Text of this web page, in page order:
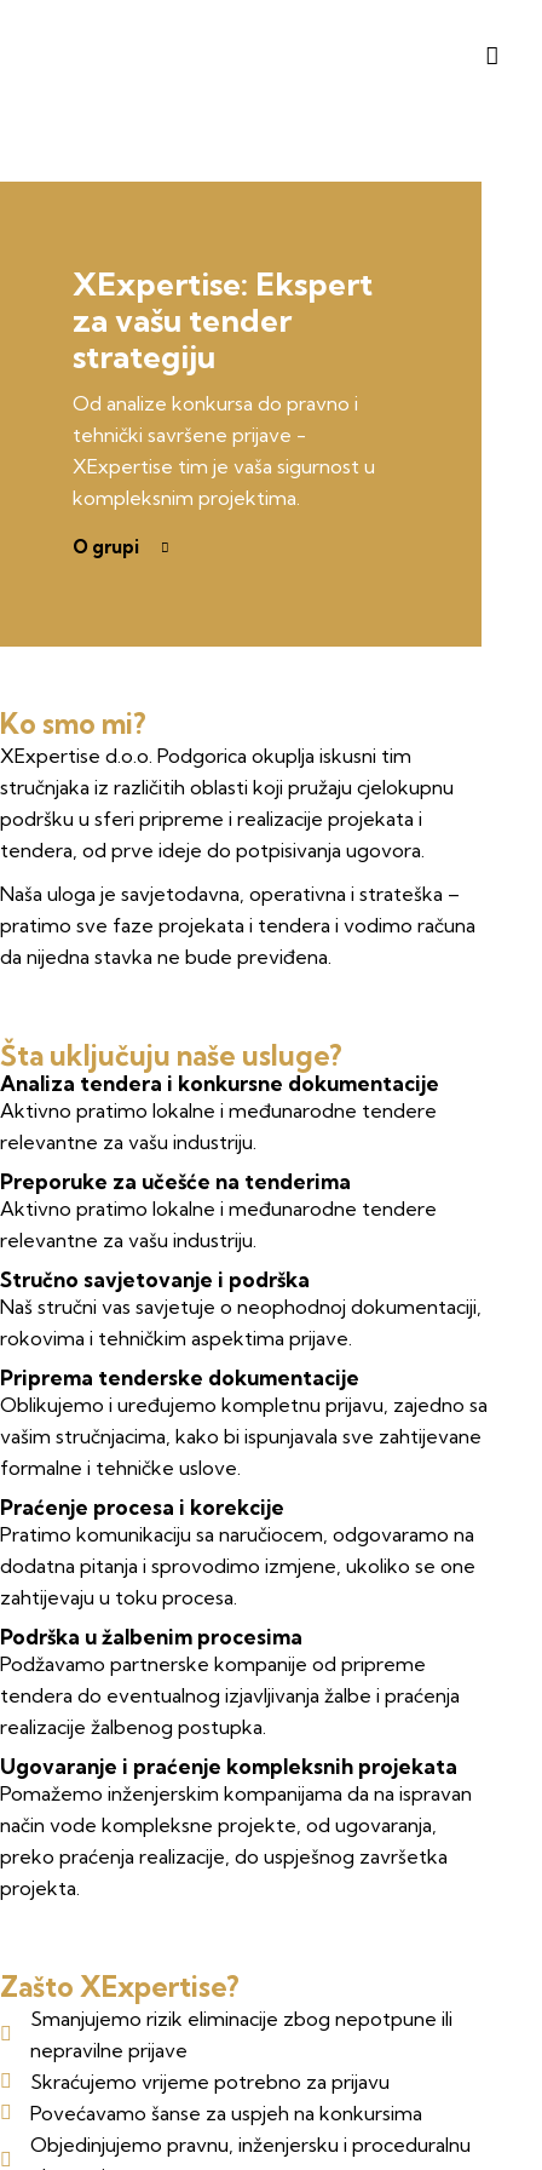
XExpertise: Ekspert
za vašu tender
strategiju
Od analize konkursa do pravno i
tehnički savršene prijave -
XExpertise tim je vaša sigurnost u
kompleksnim projektima.
O grupi
Ko smo mi?
XExpertise d.o.o. Podgorica okuplja iskusni tim
stručnjaka iz različitih oblasti koji pružaju cjelokupnu
podršku u sferi pripreme i realizacije projekata i
tendera, od prve ideje do potpisivanja ugovora.
Naša uloga je savjetodavna, operativna i strateška –
pratimo sve faze projekata i tendera i vodimo računa
da nijedna stavka ne bude previđena.
Šta uključuju naše usluge?
Analiza tendera i konkursne dokumentacije
Aktivno pratimo lokalne i međunarodne tendere
relevantne za vašu industriju.
Preporuke za učešće na tenderima
Aktivno pratimo lokalne i međunarodne tendere
relevantne za vašu industriju.
Stručno savjetovanje i podrška
Naš stručni vas savjetuje o neophodnoj dokumentaciji,
rokovima i tehničkim aspektima prijave.
Priprema tenderske dokumentacije
Oblikujemo i uređujemo kompletnu prijavu, zajedno sa
vašim stručnjacima, kako bi ispunjavala sve zahtijevane
formalne i tehničke uslove.
Praćenje procesa i korekcije
Pratimo komunikaciju sa naručiocem, odgovaramo na
dodatna pitanja i sprovodimo izmjene, ukoliko se one
zahtijevaju u toku procesa.
Podrška u žalbenim procesima
Podžavamo partnerske kompanije od pripreme
tendera do eventualnog izjavljivanja žalbe i praćenja
realizacije žalbenog postupka.
Ugovaranje i praćenje kompleksnih projekata
Pomažemo inženjerskim kompanijama da na ispravan
način vode kompleksne projekte, od ugovaranja,
preko praćenja realizacije, do uspješnog završetka
projekta.
Zašto XExpertise?
Smanjujemo rizik eliminacije zbog nepotpune ili
nepravilne prijave
Skraćujemo vrijeme potrebno za prijavu
Povećavamo šanse za uspjeh na konkursima
Objedinjujemo pravnu, inženjersku i proceduralnu